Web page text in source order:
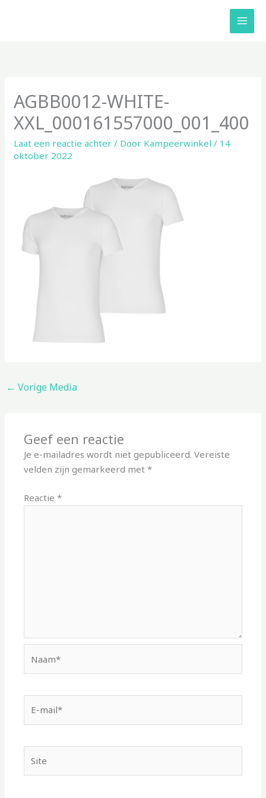
AGBB0012-WHITE-
XXL_000161557000_001_400
Laat een reactie achter / Door Kampeerwinkel/ 14
oktober 2022
← Vorige Media
Geef een reactie
Je e-mailadres wordt niet gepubliceerd. Vereiste
velden zijn gemarkeerd met*
Reactie*
mail*